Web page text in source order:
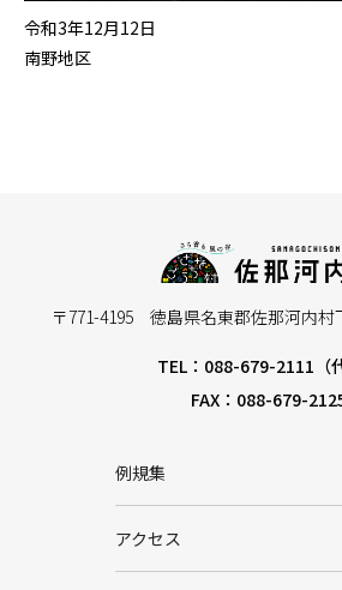
令和3年12月12日
南野地区
〒771-4195 徳島県名東郡佐那河内村
TEL：088-679-2111（
FAX：088-679-
例規集
アクセス